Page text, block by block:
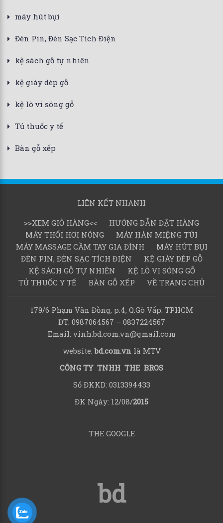
máy hút bụi
Đèn Pin, Đèn Sạc Tích Điện
kệ sách gỗ tự nhiên
kệ giày dép gỗ
kệ lò vi sóng gỗ
Tủ thuốc y tế
Bàn gỗ xếp
LIÊN KẾT NHANH
>>XEM GIỎ HÀNG<<
HƯỚNG DẪN ĐẶT HÀNG
MÁY THỔI HƠI NÓNG
MÁY HÀN MIỆNG TÚI
MÁY MASSAGE CẦM TAY GIA ĐÌNH
MÁY HÚT BỤI
ĐÈN PIN, ĐÈN SẠC TÍCH ĐIỆN
KỆ GIÀY DÉP GỖ
KỆ SÁCH GỖ TỰ NHIÊN
KỆ LÒ VI SÓNG GỖ
TỦ THUỐC Y TẾ
BÀN GỖ XẾP VỀ TRANG CHỦ
179/6 Phạm Văn Đồng, p.4, Q.Gò Vấp. TPHCM
ĐT: 0987064567 – 0837224567
Email: vinh.bd.com.vn@gmail.com
website:bd.com.vnlà MTV
CÔNG TY TNHH THE BROS
Số ĐKKD: 0313394433
ĐK Ngày: 12/08/2015
THE GOOGLE
bd